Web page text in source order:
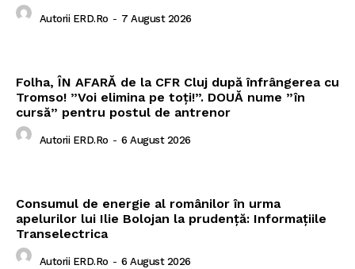
Autorii ERD.ro - 7 August 2026
Folha, ÎN AFARĂ de la CFR Cluj după înfrângerea cu
Tromso! ”Voi elimina pe toți!”. DOUĂ nume ”în
cursă” pentru postul de antrenor
Autorii ERD.ro - 6 August 2026
Consumul de energie al românilor în urma
apelurilor lui Ilie Bolojan la prudență: Informațiile
Transelectrica
Autorii ERD.ro - 6 August 2026